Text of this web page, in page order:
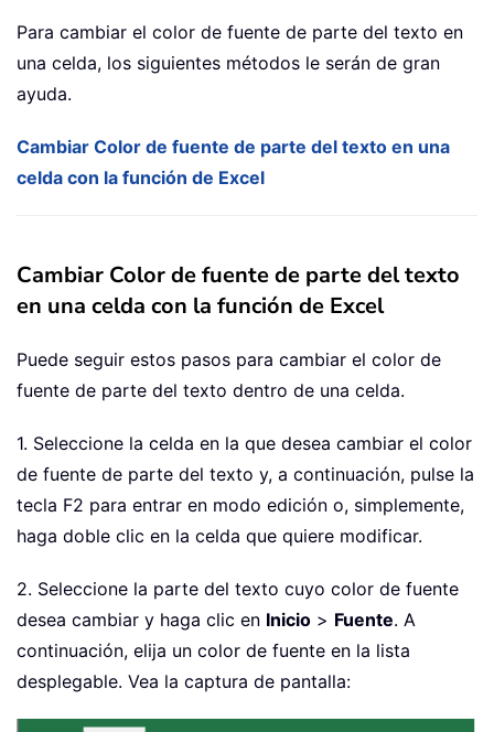
Para cambiar el color de fuente de parte del texto en
una celda, los siguientes métodos le serán de gran
ayuda.
Cambiar Color de fuente de parte del texto en una
celda con la función de Excel
Cambiar Color de fuente de parte del texto
en una celda con la función de Excel
Puede seguir estos pasos para cambiar el color de
fuente de parte del texto dentro de una celda.
1. Seleccione la celda en la que desea cambiar el color
de fuente de parte del texto y, a continuación, pulse la
tecla F2 para entrar en modo edición o, simplemente,
haga doble clic en la celda que quiere modificar.
2. Seleccione la parte del texto cuyo color de fuente
desea cambiar y haga clic en Inicio > Fuente. A
continuación, elija un color de fuente en la lista
desplegable. Vea la captura de pantalla: